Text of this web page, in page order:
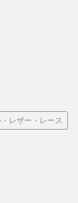
レザー・レース